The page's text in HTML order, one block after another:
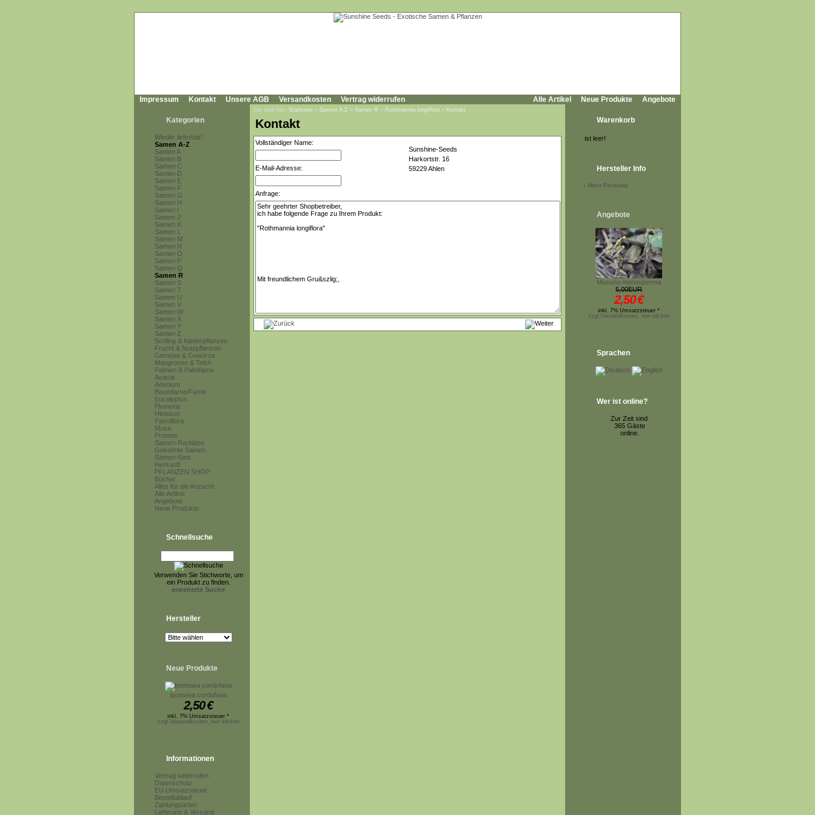
Impressum Kontakt Unsere AGB Versandkosten Vertrag widerrufen Alle Artikel Neue Produkte Angebote
Kategorien
Wieder lieferbar!
Samen A-Z
Samen A
Samen B
Samen C
Samen D
Samen E
Samen F
Samen G
Samen H
Samen I
Samen J
Samen K
Samen L
Samen M
Samen N
Samen O
Samen P
Samen Q
Samen R
Samen S
Samen T
Samen U
Samen V
Samen W
Samen X
Samen Y
Samen Z
Schling & Kletterpflanzen
Frucht & Nutzpflanzen
Gemüse & Gewürze
Mangroven & Teich
Palmen & Palmfarne
Acacia
Adenium
Baumfarne/Farne
Eucalyptus
Plumeria
Hibiskus
Passiflora
Musa
Proteen
Samen-Raritäten
Gekeimte Samen
Samen-Sets
Herkunft
PFLANZEN SHOP
Bücher
Alles für die Anzucht
Alle Artikel
Angebote
Neue Produkte
Schnellsuche
Verwenden Sie Stichworte, um
ein Produkt zu finden.
erweiterte Suche
Hersteller
Neue Produkte
Ipomoea cordofana
2,50€
inkl. 7% Umsatzsteuer *
zzgl.Versandkosten, hier klicken
Informationen
Vertrag widerrufen
Datenschutz
EU Umsatzsteuer
Bestellablauf
Zahlungsarten
Lieferung & Versand
Sie sind hier: Startseite » Samen A-Z » Samen R » Rothmannia longiflora » Kontakt
Kontakt
Vollständiger Name:
Sunshine-Seeds
Harkortstr. 16
59229 Ahlen
E-Mail-Adresse:
Anfrage:
Warenkorb
ist leer!
Hersteller Info
- Mehr Produkte
Angebote
Mucuna monosperma
5,00EUR
2,50€
inkl. 7% Umsatzsteuer *
zzgl.Versandkosten, hier klicken
Sprachen
Wer ist online?
Zur Zeit sind
365 Gäste
online.